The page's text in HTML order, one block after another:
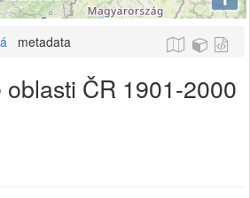
metadata
oblasti ČR 1901-2000